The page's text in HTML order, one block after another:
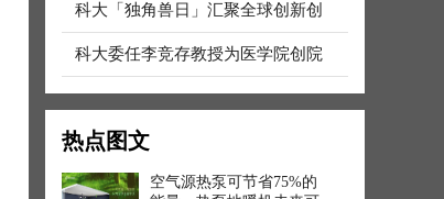
科大「独角兽日」汇聚全球创新创
科大委任李竞存教授为医学院创院
热点图文
空气源热泵可节省75%的